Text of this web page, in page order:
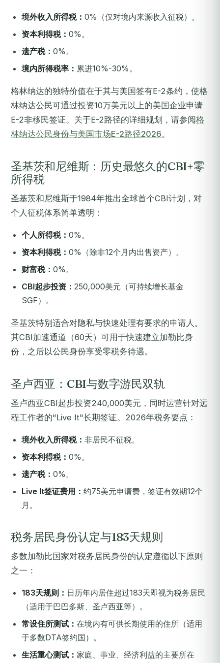
境外收入所得税： 0%（仅对境内来源收入征税）。
资本利得税： 0%。
遗产税： 0%。
境内所得税率： 累进10%-30%。
格林纳达的独特价值在于其与美国签有E-2条约，使格
林纳达公民可通过投资10万美元以上的美国企业申请
E-2非移民签证。关于E-2路径的详细规划，请参阅格
林纳达公民身份与美国市场E-2路径2026。
圣基茨和尼维斯：历史最悠久的CBI+零
所得税
圣基茨和尼维斯于1984年推出全球首个CBI计划，对
个人征税体系简单透明：
个人所得税： 0%。
资本利得税： 0%（除非12个月内出售资产）。
财富税： 0%。
CBI起步投资： 250,000美元（可持续增长基金
SGF）。
圣基茨特别适合对隐私与快速处理有要求的申请人。
其CBI加速通道（60天）可用于快速建立加勒比身
份，之后以公民身份享受零税务待遇。
圣卢西亚：CBI与数字游民双轨
圣卢西亚CBI起步投资240,000美元，同时运营针对远
程工作者的"Live It"长期签证。2026年税务要点：
境外收入所得税： 非居民不征税。
资本利得税： 0%。
遗产税： 0%。
Live It签证费用： 约75美元申请费，签证有效期12个
月。
税务居民身份认定与183天规则
多数加勒比国家对税务居民身份的认定遵循以下原则
之一：
183天规则： 日历年内居住超过183天即视为税务居民
（适用于巴巴多斯、圣卢西亚等）。
常设住所测试： 在境内有可供长期使用的住所（适用
于多数DTA签约国）。
生活重心测试： 家庭、事业、经济利益的主要所在